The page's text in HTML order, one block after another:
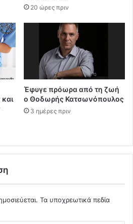
20 ώρες πριν
Έφυγε πρόωρα από τη ζωή
ο Θοδωρής Κατσωνόπουλος
3 ημέρες πριν
Τα υποχρεωτικά πεδία